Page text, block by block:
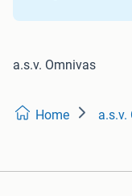
a.s.v. Omnivas
Home a.s.v.